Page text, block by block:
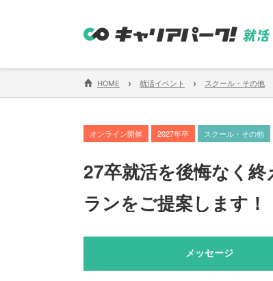
HOME › 就活イベント › スクール・その他
オンライン開催 2027年卒 スクール・その他
27卒就活を後悔なく
ランをご提案します！
メッセージ